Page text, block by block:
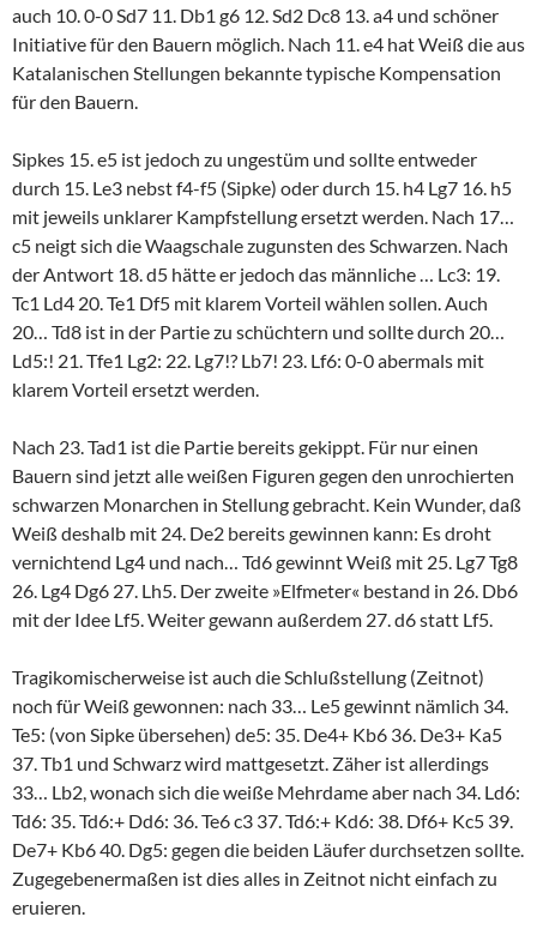
auch 10. 0-0 Sd7 11. Db1 g6 12. Sd2 Dc8 13. a4 und schöner
Initiative für den Bauern möglich. Nach 11. e4 hat Weiß die aus
Katalanischen Stellungen bekannte typische Kompensation
für den Bauern.
Sipkes 15. e5 ist jedoch zu ungestüm und sollte entweder
durch 15. Le3 nebst f4-f5 (Sipke) oder durch 15. h4 Lg7 16. h5
mit jeweils unklarer Kampfstellung ersetzt werden. Nach 17…
c5 neigt sich die Waagschale zugunsten des Schwarzen. Nach
der Antwort 18. d5 hätte er jedoch das männliche … Lc3: 19.
Tc1 Ld4 20. Te1 Df5 mit klarem Vorteil wählen sollen. Auch
20… Td8 ist in der Partie zu schüchtern und sollte durch 20…
Ld5:! 21. Tfe1 Lg2: 22. Lg7!? Lb7! 23. Lf6: 0-0 abermals mit
klarem Vorteil ersetzt werden.
Nach 23. Tad1 ist die Partie bereits gekippt. Für nur einen
Bauern sind jetzt alle weißen Figuren gegen den unrochierten
schwarzen Monarchen in Stellung gebracht. Kein Wunder, daß
Weiß deshalb mit 24. De2 bereits gewinnen kann: Es droht
vernichtend Lg4 und nach… Td6 gewinnt Weiß mit 25. Lg7 Tg8
26. Lg4 Dg6 27. Lh5. Der zweite »Elfmeter« bestand in 26. Db6
mit der Idee Lf5. Weiter gewann außerdem 27. d6 statt Lf5.
Tragikomischerweise ist auch die Schlußstellung (Zeitnot)
noch für Weiß gewonnen: nach 33… Le5 gewinnt nämlich 34.
Te5: (von Sipke übersehen) de5: 35. De4+ Kb6 36. De3+ Ka5
37. Tb1 und Schwarz wird mattgesetzt. Zäher ist allerdings
33… Lb2, wonach sich die weiße Mehrdame aber nach 34. Ld6:
Td6: 35. Td6:+ Dd6: 36. Te6 c3 37. Td6:+ Kd6: 38. Df6+ Kc5 39.
De7+ Kb6 40. Dg5: gegen die beiden Läufer durchsetzen sollte.
Zugegebenermaßen ist dies alles in Zeitnot nicht einfach zu
eruieren.